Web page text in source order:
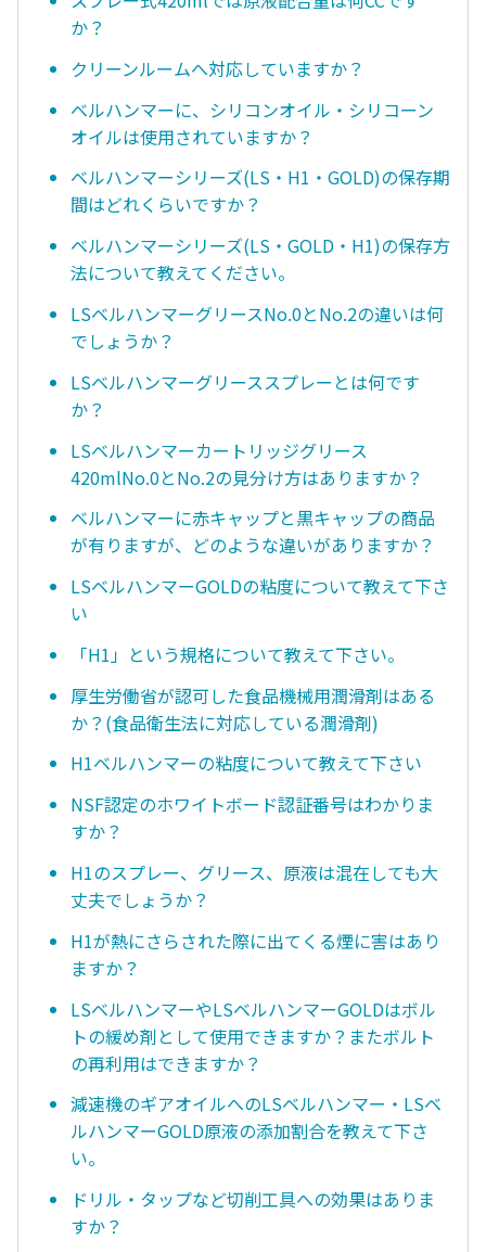
か？
クリーンルームへ対応していますか？
ベルハンマーに、シリコンオイル・シリコーン
オイルは使用されていますか？
ベルハンマーシリーズ(LS・H1・GOLD)の保存期
間はどれくらいですか？
ベルハンマーシリーズ(LS・GOLD・H1)の保存方
法について教えてください。
LSベルハンマーグリースNo.0とNo.2の違いは何
でしょうか？
LSベルハンマーグリーススプレーとは何です
か？
LSベルハンマーカートリッジグリース
420mlNo.0とNo.2の見分け方はありますか？
ベルハンマーに赤キャップと黒キャップの商品
が有りますが、どのような違いがありますか？
LSベルハンマーGOLDの粘度について教えて下さ
い
「H1」という規格について教えて下さい。
厚生労働省が認可した食品機械用潤滑剤はある
か？(食品衛生法に対応している潤滑剤)
H1ベルハンマーの粘度について教えて下さい
NSF認定のホワイトボード認証番号はわかりま
すか？
H1のスプレー、グリース、原液は混在しても大
丈夫でしょうか？
H1が熱にさらされた際に出てくる煙に害はあり
ますか？
LSベルハンマーやLSベルハンマーGOLDはボル
トの緩め剤として使用できますか？またボルト
の再利用はできますか？
減速機のギアオイルへのLSベルハンマー・LSベ
ルハンマーGOLD原液の添加割合を教えて下さ
い。
ドリル・タップなど切削工具への効果はありま
すか？